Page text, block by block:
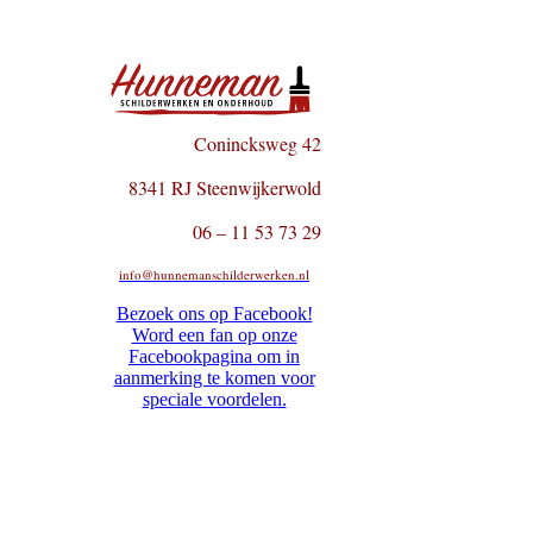
Conincksweg 42
8341 RJ Steenwijkerwold
06 – 11 53 73 29
info@hunnemanschilderwerken.nl
Bezoek ons op Facebook!
Word een fan op onze
Facebookpagina om in
aanmerking te komen voor
speciale voordelen.